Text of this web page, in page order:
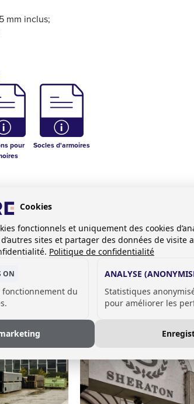
mm inclus;
pour
Socles d'armoires
:
Cookies
fonctionnels et uniquement des cookies
sites et partager des données de
Politique de confidentialité
ON
fonctionnement du
ANALYSE
Statistiques
pour améliorer les